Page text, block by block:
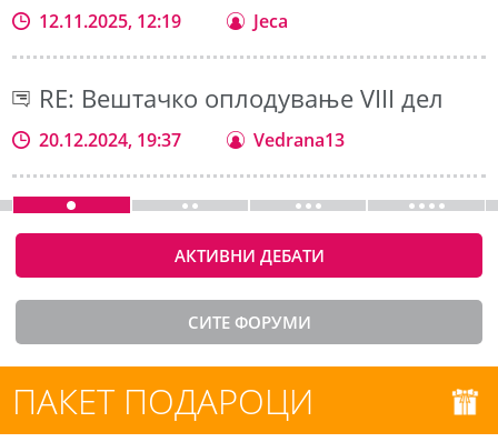
12.11.2025, 12:19 Jeca
RE: Вештачко оплодување VIII дел
20.12.2024, 19:37 Vedrana13
АКТИВНИ ДЕБАТИ
СИТЕ ФОРУМИ
ПАКЕТ ПОДАРОЦИ